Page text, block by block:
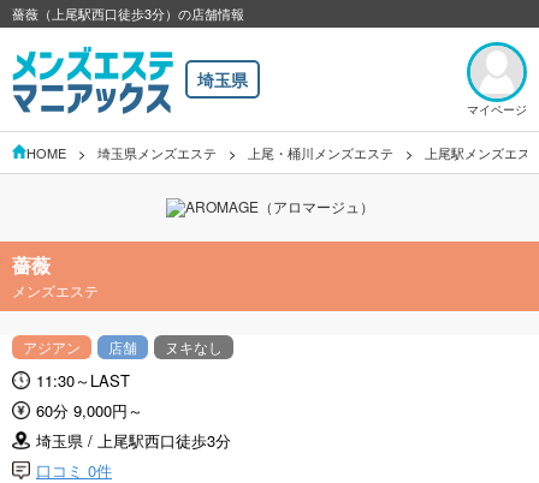
薔薇（上尾駅西口徒歩3分）の店舗情報
埼玉県
マイページ
HOME 埼玉県メンズエステ 上尾・桶川メンズエステ 上尾駅メンズエス
薔薇
メンズエステ
アジアン 店舗 ヌキなし
11:30～LAST
60分 9,000円～
埼玉県 / 上尾駅西口徒歩3分
口コミ 0件